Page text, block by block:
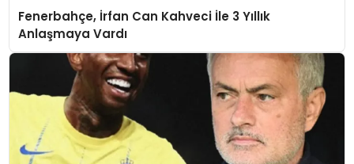
Fenerbahçe, İrfan Can Kahveci İle 3 Yıllık
Anlaşmaya Vardı